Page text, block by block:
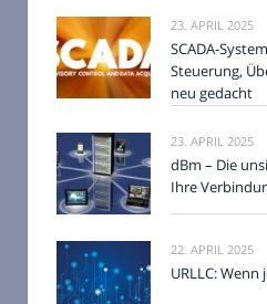
23. APRIL 2025
SCADA-
Steuerung,
neu gedacht
23. APRIL 2025
dBm – Die
Ihre
22. APRIL 2025
URLLC: